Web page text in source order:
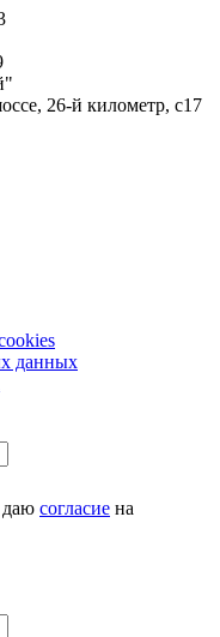
26-й километр, с17
данных
даю согласие на